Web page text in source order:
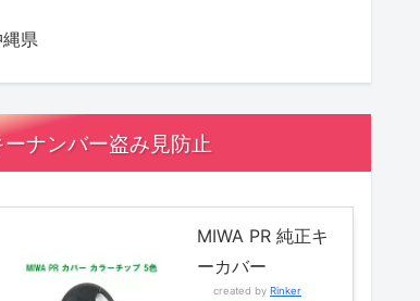
県
ーナンバー盗み見防止
MIWA PR 純正キ
ーカバー
created by Rinker